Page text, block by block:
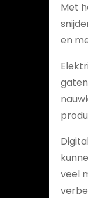
Met
en
veel